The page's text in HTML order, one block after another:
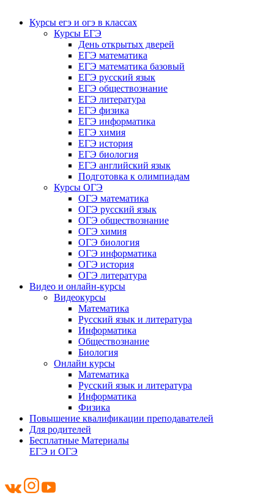
Курсы егэ и огэ в классах
Курсы ЕГЭ
День открытых дверей
ЕГЭ математика
ЕГЭ математика базовый
ЕГЭ русский язык
ЕГЭ обществознание
ЕГЭ литература
ЕГЭ физика
ЕГЭ информатика
ЕГЭ химия
ЕГЭ история
ЕГЭ биология
ЕГЭ английский язык
Подготовка к олимпиадам
Курсы ОГЭ
ОГЭ математика
ОГЭ русский язык
ОГЭ обществознание
ОГЭ химия
ОГЭ биология
ОГЭ информатика
ОГЭ история
ОГЭ литература
Видео и онлайн-курсы
Видеокурсы
Математика
Русский язык и литература
Информатика
Обществознание
Биология
Онлайн курсы
Математика
Русский язык и литература
Информатика
Физика
Повышение квалификации преподавателей
Для родителей
Бесплатные Материалы
ЕГЭ и ОГЭ